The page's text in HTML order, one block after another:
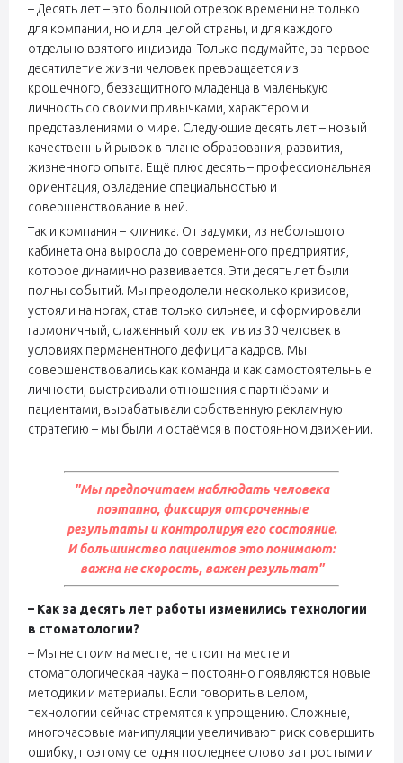
– Десять лет – это большой отрезок времени не только
для компании, но и для целой страны, и для каждого
отдельно взятого индивида. Только подумайте, за первое
десятилетие жизни человек превращается из
крошечного, беззащитного младенца в маленькую
личность со своими привычками, характером и
представлениями о мире. Следующие десять лет – новый
качественный рывок в плане образования, развития,
жизненного опыта. Ещё плюс десять – профессиональная
ориентация, овладение специальностью и
совершенствование в ней.
Так и компания – клиника. От задумки, из небольшого
кабинета она выросла до современного предприятия,
которое динамично развивается. Эти десять лет были
полны событий. Мы преодолели несколько кризисов,
устояли на ногах, став только сильнее, и сформировали
гармоничный, слаженный коллектив из 30 человек в
условиях перманентного дефицита кадров. Мы
совершенствовались как команда и как самостоятельные
личности, выстраивали отношения с партнёрами и
пациентами, вырабатывали собственную рекламную
стратегию – мы были и остаёмся в постоянном движении.
"Мы предпочитаем наблюдать человека
поэтапно, фиксируя отсроченные
результаты и контролируя его состояние.
И большинство пациентов это понимают:
важна не скорость, важен результат"
– Как за десять лет работы изменились технологии
в стоматологии?
– Мы не стоим на месте, не стоит на месте и
стоматологическая наука – постоянно появляются новые
методики и материалы. Если говорить в целом,
технологии сейчас стремятся к упрощению. Сложные,
многочасовые манипуляции увеличивают риск совершить
ошибку, поэтому сегодня последнее слово за простыми и